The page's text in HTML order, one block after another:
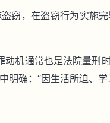
窃，在盗窃行为实施
机通常也是法院量刑
明确：“因生活所迫、